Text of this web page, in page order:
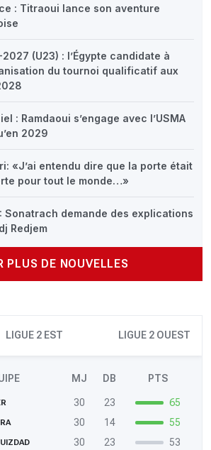
: Titraoui lance son aventure
2027 (U23) : l’Égypte candidate à
du tournoi qualificatif aux
: Ramdaoui s’engage avec l’USMA
2029
«J’ai entendu dire que la porte était
pour tout le monde…»
Sonatrach demande des explications
Redjem
PLUS DE NOUVELLES
LIGUE 2 EST LIGUE 2 OUEST
MJ DB PTS
30 23
65
30 14
55
30 23
53